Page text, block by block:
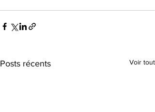
Posts récents Voir tout